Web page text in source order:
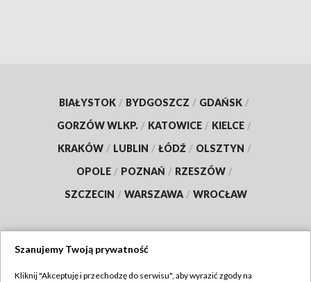
BIAŁYSTOK / BYDGOSZCZ / GDAŃSK /
GORZÓW WLKP. / KATOWICE / KIELCE /
KRAKÓW / LUBLIN / ŁÓDŹ / OLSZTYN /
OPOLE / POZNAŃ / RZESZÓW /
SZCZECIN / WARSZAWA / WROCŁAW
Szanujemy Twoją prywatność
Kliknij "Akceptuję i przechodzę do serwisu", aby wyrazić zgody na